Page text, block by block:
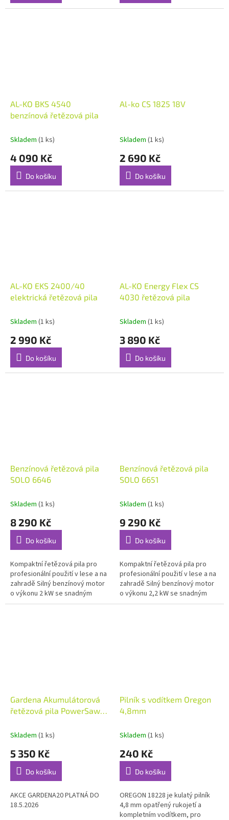
AL-KO BKS 4540
benzínová řetězová pila
Skladem (1 ks)
4 090 Kč
Do košíku
Al-ko CS 1825 18V
Skladem (1 ks)
2 690 Kč
Do košíku
AL-KO EKS 2400/40
elektrická řetězová pila
Skladem (1 ks)
2 990 Kč
Do košíku
AL-KO Energy Flex CS
4030 řetězová pila
Skladem (1 ks)
3 890 Kč
Do košíku
Benzínová řetězová pila
SOLO 6646
Skladem (1 ks)
8 290 Kč
Do košíku
Kompaktní řetězová pila pro
profesionální použití v lese a na
zahradě Silný benzínový motor
o výkonu 2 kW se snadným
startem a vysoce kvalitním
Benzínová řetězová pila
SOLO 6651
Skladem (1 ks)
9 290 Kč
Do košíku
Kompaktní řetězová pila pro
profesionální použití v lese a na
zahradě Silný benzínový motor
o výkonu 2,2 kW se snadným
startem a vysoce kvalitním
Gardena Akumulátorová
řetězová pila PowerSaw
použití, poháněná
Skladem (1 ks)
5 350 Kč
Do košíku
AKCE GARDENA20 PLATNÁ DO
18.5.2026
Pilník s vodítkem Oregon
4,8mm
Skladem (1 ks)
240 Kč
Do košíku
OREGON 18228 je kulatý pilník
4,8 mm opatřený rukojetí a
kompletním vodítkem, pro